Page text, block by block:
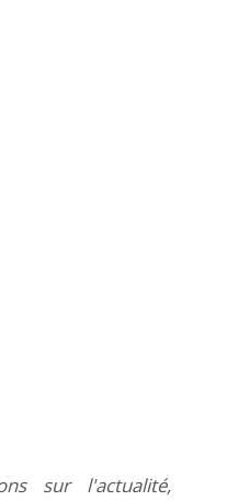
sur l'actualité,